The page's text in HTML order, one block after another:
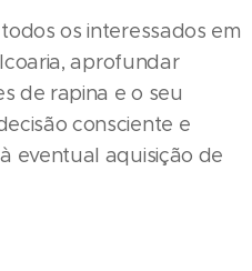
os interessados em
aprofundar
de rapina e o seu
consciente e
eventual aquisição de